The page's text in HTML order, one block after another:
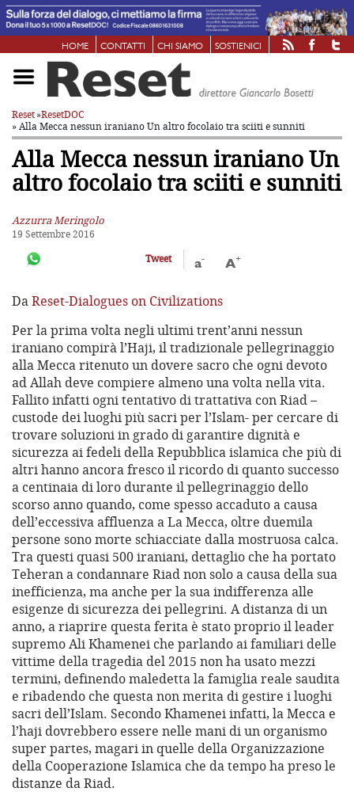
HOME CONTATTI CHI SIAMO SOSTIENICI
Reset»ResetDOC
» Alla Mecca nessun iranianoUn altro focolaio tra sciiti e sunniti
Alla Mecca nessun iranianoUn
altro focolaio tra sciiti e sunniti
Azzurra Meringolo
19 Settembre 2016
Tweet
a- A+
DaReset-Dialogues on Civilizations
Per la prima volta negli ultimi trent’anni nessun
iraniano compirà l’Haji, il tradizionale pellegrinaggio
alla Mecca ritenuto un dovere sacro che ogni devoto
ad Allah deve compiere almeno una volta nella vita.
Fallito infatti ogni tentativo di trattativa con Riad –
custode dei luoghi più sacri per l’Islam- per cercare di
trovare soluzioni in grado di garantire dignità e
sicurezza ai fedeli della Repubblica islamica che più di
altri hanno ancora fresco il ricordo di quanto successo
a centinaia di loro durante il pellegrinaggio dello
scorso anno quando, come spesso accaduto a causa
dell’eccessiva affluenza a La Mecca, oltre duemila
persone sono morte schiacciate dalla mostruosa calca.
Tra questi quasi 500 iraniani, dettaglio che ha portato
Teheran a condannare Riad non solo a causa della sua
inefficienza, ma anche per la sua indifferenza alle
esigenze di sicurezza dei pellegrini. A distanza di un
anno, a riaprire questa ferita è stato proprio il leader
supremo Ali Khamenei che parlando ai familiari delle
vittime della tragedia del 2015 non ha usato mezzi
termini, definendo maledetta la famiglia reale saudita
e ribadendo che questa non merita di gestire i luoghi
sacri dell’Islam. Secondo Khamenei infatti, la Mecca e
l’haji dovrebbero essere nelle mani di un organismo
super partes, magari in quelle della Organizzazione
della Cooperazione Islamica che da tempo ha preso le
distanze da Riad.